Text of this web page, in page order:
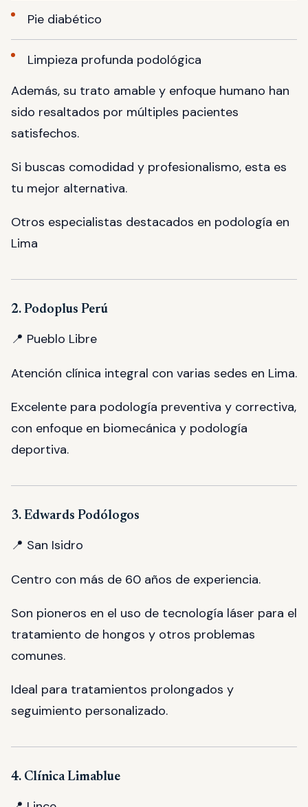
Pie diabético
Limpieza profunda podológica
Además, su trato amable y enfoque humano han
sido resaltados por múltiples pacientes
satisfechos.
Si buscas comodidad y profesionalismo, esta es
tu mejor alternativa.
Otros especialistas destacados en podología en
Lima
2. Podoplus Perú
📍 Pueblo Libre
Atención clínica integral con varias sedes en Lima.
Excelente para podología preventiva y correctiva,
con enfoque en biomecánica y podología
deportiva.
3. Edwards Podólogos
📍 San Isidro
Centro con más de 60 años de experiencia.
Son pioneros en el uso de tecnología láser para el
tratamiento de hongos y otros problemas
comunes.
Ideal para tratamientos prolongados y
seguimiento personalizado.
4. Clínica Limablue